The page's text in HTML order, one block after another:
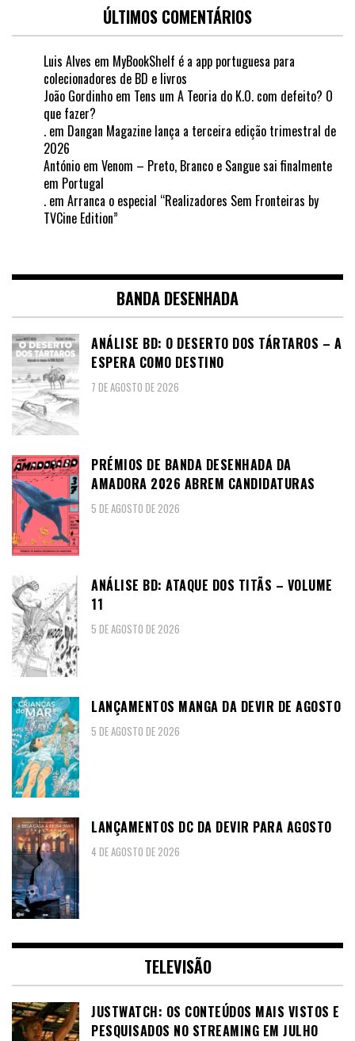
ÚLTIMOS COMENTÁRIOS
Luis Alves em MyBookShelf é a app portuguesa para
colecionadores de BD e livros
João Gordinho em Tens um A Teoria do K.O. com defeito? O
que fazer?
. em Dangan Magazine lança a terceira edição trimestral de
2026
António em Venom – Preto, Branco e Sangue sai finalmente
em Portugal
. em Arranca o especial “Realizadores Sem Fronteiras by
TVCine Edition”
BANDA DESENHADA
ANÁLISE BD: O DESERTO DOS TÁRTAROS – A
ESPERA COMO DESTINO
7 DE AGOSTO DE 2026
PRÉMIOS DE BANDA DESENHADA DA
AMADORA 2026 ABREM CANDIDATURAS
5 DE AGOSTO DE 2026
ANÁLISE BD: ATAQUE DOS TITÃS – VOLUME
11
5 DE AGOSTO DE 2026
LANÇAMENTOS MANGA DA DEVIR DE AGOSTO
5 DE AGOSTO DE 2026
LANÇAMENTOS DC DA DEVIR PARA AGOSTO
4 DE AGOSTO DE 2026
TELEVISÃO
JUSTWATCH: OS CONTEÚDOS MAIS VISTOS E
PESQUISADOS NO STREAMING EM JULHO